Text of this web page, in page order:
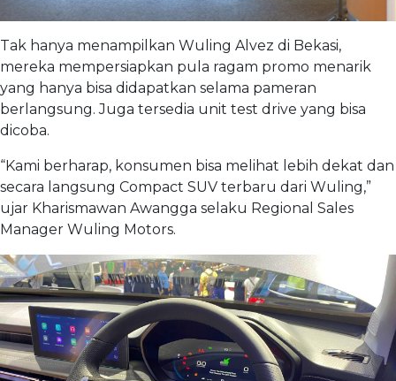
Tak hanya menampilkan Wuling Alvez di Bekasi,
mereka mempersiapkan pula ragam promo menarik
yang hanya bisa didapatkan selama pameran
berlangsung. Juga tersedia unit test drive yang bisa
dicoba.
“Kami berharap, konsumen bisa melihat lebih dekat dan
secara langsung Compact SUV terbaru dari Wuling,”
ujar Kharismawan Awangga selaku Regional Sales
Manager Wuling Motors.